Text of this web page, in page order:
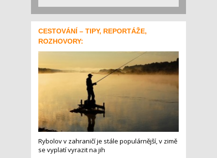
CESTOVÁNÍ – TIPY, REPORTÁŽE,
ROZHOVORY:
Rybolov v zahraničí je stále populárnější, v zimě
se vyplatí vyrazit na jih